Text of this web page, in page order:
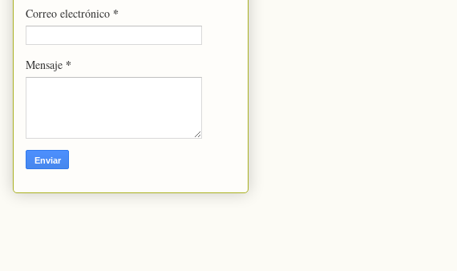
Correo electrónico *
Mensaje *